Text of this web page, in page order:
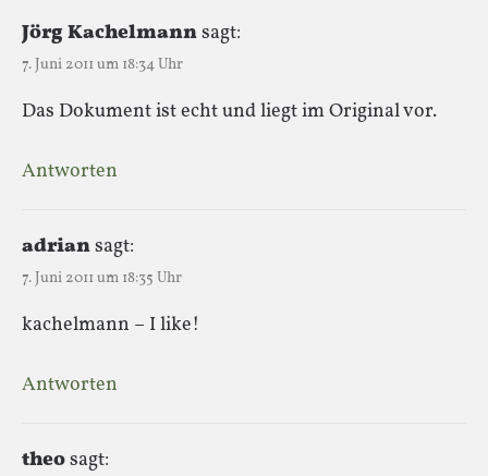
Jörg Kachelmannsagt:
7. Juni 2011 um 18:34 Uhr
Das Dokument ist echt und liegt im Original vor.
Antworten
adriansagt:
7. Juni 2011 um 18:35 Uhr
kachelmann – I like!
Antworten
theosagt: